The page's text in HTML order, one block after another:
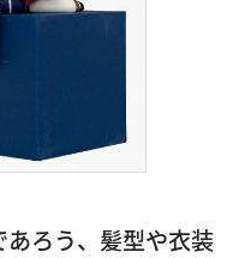
ろう、髪型や衣装